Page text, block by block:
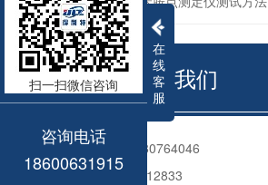
联系我们
电话：
010-80764046
QQ：2592312833
在
线
客
服
扫一扫微信咨询
咨询电话
18600631915